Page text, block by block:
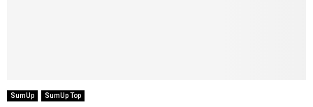
SumUp SumUp Top